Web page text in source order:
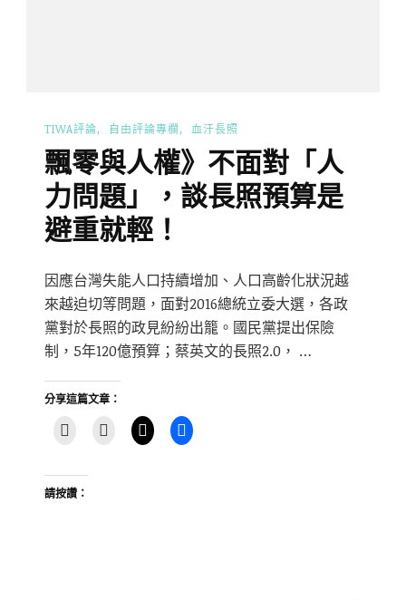
TIWA評論 自由評論專欄 血汗長照
飄零與人權》不面對「人
力問題」，談長照預算是
避重就輕！
因應台灣失能人口持續增加、人口高齡化狀況越
來越迫切等問題，面對2016總統立委大選，各政
黨對於長照的政見紛紛出籠。國民黨提出保險
制，5年120億預算；蔡英文的長照2.0， …
分享這篇文章：
請按讚：